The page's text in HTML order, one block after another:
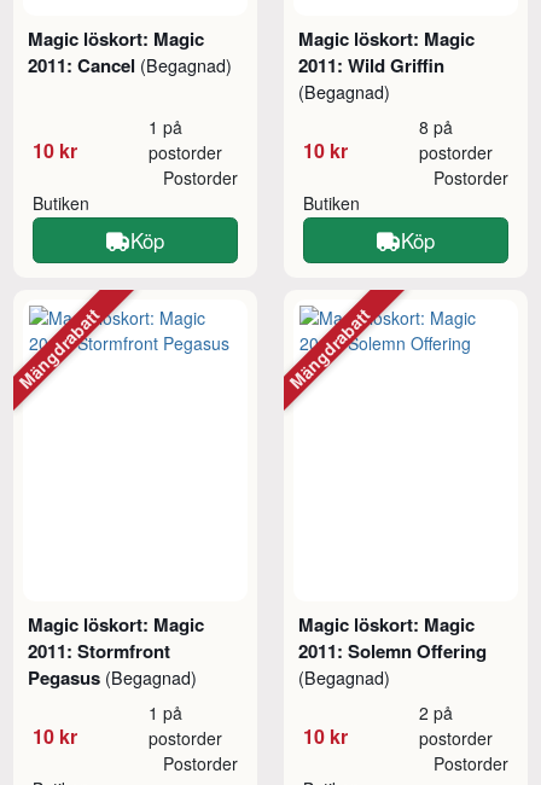
Magic löskort: Magic
2011: Cancel (Begagnad)
10 kr
1 på
postorder
Butiken
Postorder
Köp
Magic löskort: Magic
2011: Wild Griffin
(Begagnad)
10 kr
8 på
postorder
Butiken
Postorder
Köp
Magic löskort: Magic
2011: Stormfront
Pegasus (Begagnad)
10 kr
1 på
postorder
Postorder
Mängdrabatt
Magic löskort: Magic
2011: Solemn Offering
(Begagnad)
10 kr
2 på
postorder
Postorder
Mängdrabatt